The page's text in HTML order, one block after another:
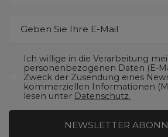
Geben Sie Ihre E-Mail
Ich willige in die Verarbeitung
personenbezogenen Daten (E-
Zweck der Zusendung eines
kommerziellen Informationen
lesen unter Datenschutz.
NEWSLETTER